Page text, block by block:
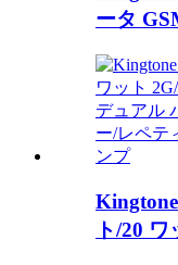
ータ
ト/20